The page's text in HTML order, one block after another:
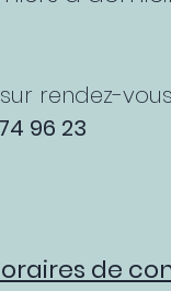
rendez-vous
96 23
de